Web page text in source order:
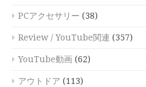
PCアクセサリー (38)
Review / YouTube関連 (357)
YouTube動画 (62)
アウトドア (113)